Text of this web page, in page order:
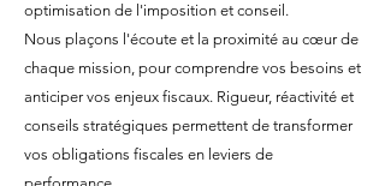
optimisation de l'imposition et conseil.
Nous plaçons l'écoute et la proximité au cœur de
chaque mission, pour comprendre vos besoins et
anticiper vos enjeux fiscaux. Rigueur, réactivité et
conseils stratégiques permettent de transformer
vos obligations fiscales en leviers de